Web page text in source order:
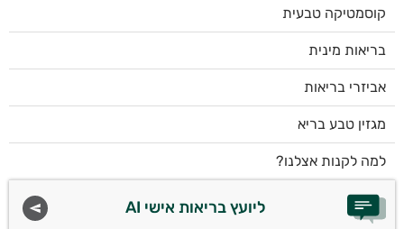
קוסמטיקה טבעית
בריאות מינית
אביזרי בריאות
מגזין טבע בריא
למה לקנות אצלנו?
ליועץ בריאות אישי AI